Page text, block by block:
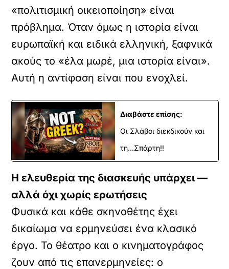
«πολιτισμική οικειοποίηση» είναι
πρόβλημα. Όταν όμως η ιστορία είναι
ευρωπαϊκή και ειδικά ελληνική, ξαφνικά
ακούς το «έλα μωρέ, μια ιστορία είναι».
Αυτή η αντίφαση είναι που ενοχλεί.
Διαβάστε επίσης:
Οι Σλάβοι διεκδικούν και
τη...Σπάρτη!!
Η ελευθερία της διασκευής υπάρχει —
αλλά όχι χωρίς ερωτήσεις
Φυσικά και κάθε σκηνοθέτης έχει
δικαίωμα να ερμηνεύσει ένα κλασικό
έργο. Το θέατρο και ο κινηματογράφος
ζουν από τις επανερμηνείες: ο